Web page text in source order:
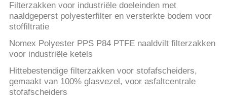
Filterzakken voor industriële doeleinden met
naaldgeperst polyesterfilter en versterkte bodem voor
stoffiltratie
Nomex Polyester PPS P84 PTFE naaldvilt filterzakken
voor industriële ketels
Hittebestendige filterzakken voor stofafscheiders,
gemaakt van 100% glasvezel, voor asfaltcentrale
stofafscheiders